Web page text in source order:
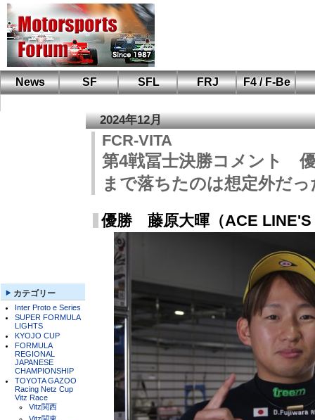
News SF SFL FRJ
F4 / F-Be
カテゴリー
Inter Proto e Series
SUPER FORMULA
LIGHTS
KYOJO CUP
FORMULA
REGIONAL
JAPANESE
CHAMPIONSHIP
TOYOTA GAZOO
Racing Netz Cup
Vitz Race
Vitz関西
2024年12月
FCR-VITA
第4戦冨士決勝コメント
まで落ちたのは想定外だっ
優勝 藤原大暉（ACE LINE'S